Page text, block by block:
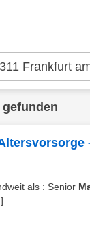
gefunden
als : Senior
]